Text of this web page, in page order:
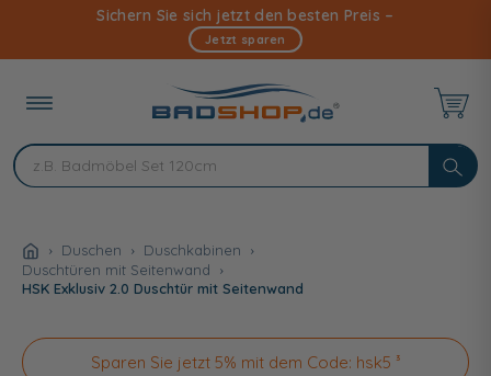
Inhalt
Sichern Sie sich jetzt den besten Preis –
Jetzt sparen
Duschen
Duschkabinen
Duschtüren mit Seitenwand
HSK Exklusiv 2.0 Duschtür mit Seitenwand
Sparen Sie jetzt 5% mit dem Code: hsk5 ³